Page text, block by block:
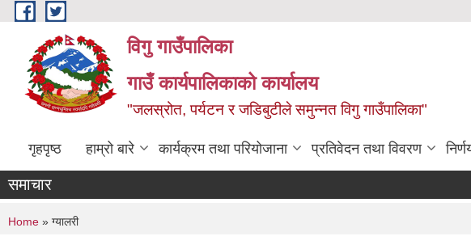
Skip to main content
विगु गाउँपालिका
गाउँ कार्यपालिकाको कार्यालय
"जलस्रोत, पर्यटन र जडिबुटीले समुन्नत विगु गाउँपालिका"
गृहपृष्ठ हाम्रो बारे कार्यक्रम तथा परियोजाना प्रतिवेदन तथा विवरण
समाचार
You are here
Home » ग्यालरी